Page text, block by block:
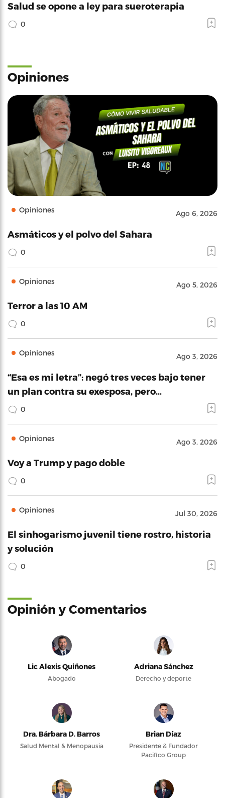
Salud se opone a ley para sueroterapia
0
Opiniones
Opiniones Ago 6, 2026
Asmáticos y el polvo del Sahara
0
Opiniones Ago 5, 2026
Terror a las 10 AM
0
Opiniones Ago 3, 2026
“Esa es mi letra”: negó tres veces bajo tener
un plan contra su exesposa, pero…
0
Opiniones Ago 3, 2026
Voy a Trump y pago doble
0
Opiniones Jul 30, 2026
El sinhogarismo juvenil tiene rostro, historia
y solución
0
Opinión y Comentarios
Lic Alexis Quiñones
Abogado
Adriana Sánchez
Derecho y deporte
Dra. Bárbara D. Barros
Salud Mental & Menopausia
Brian Díaz
Presidente & Fundador
Pacifico Group